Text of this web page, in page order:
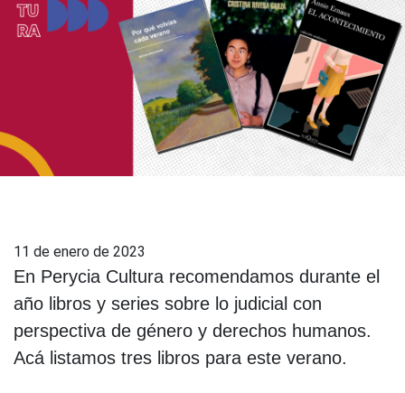
11 de enero de 2023
En Perycia Cultura recomendamos durante el
año libros y series sobre lo judicial con
perspectiva de género y derechos humanos.
Acá listamos tres libros para este verano.